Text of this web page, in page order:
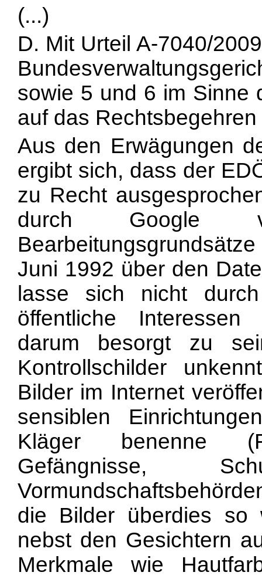
(...)
D. Mit Urteil A-7040/
sowie 5 und 6 im Sinne
auf das
Aus den Erwägungen
ergibt sich, dass der
zu Recht
durch Google
Juni 1992 über den
lasse sich nicht
öffentliche
darum besorgt zu
Kontrollschilder
Bilder im Internet
sensiblen
Kläger benenne
Gefängnisse,
die Bilder überdies so
nebst den Gesichtern
Merkmale wie